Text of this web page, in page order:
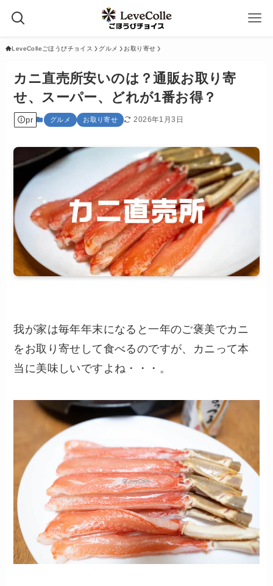
LeveColleごほうびチョイス グルメ お取り寄せ
カニ直売所安いのは？通販お取り寄
せ、スーパー、どれが1番お得？
pr グルメ お取り寄せ 2026年1月3日
我が家は毎年年末になると一年のご褒美でカニ
をお取り寄せして食べるのですが、カニって本
当に美味しいですよね・・・。